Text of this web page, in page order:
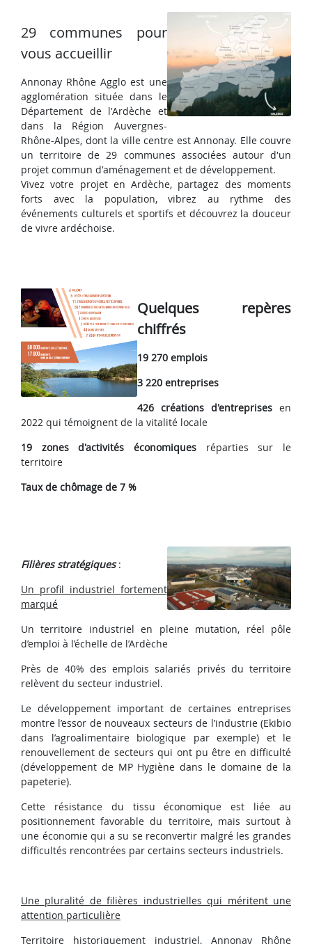
29 communes pour
vous accueillir
Annonay Rhône Agglo est une
agglomération située dans le
Département de l'Ardèche et
dans la Région Auvergnes-
Rhône-Alpes, dont la ville centre est Annonay. Elle couvre
un territoire de 29 communes associées autour d'un
projet commun d'aménagement et de développement.
Vivez votre projet en Ardèche, partagez des moments
forts avec la population, vibrez au rythme des
événements culturels et sportifs et découvrez la douceur
de vivre ardéchoise.
Quelques repères
chiffrés
19 270 emplois
3 220 entreprises
426 créations d'entreprisesen
2022 qui témoignent de la vitalité locale
19 zones d'activités économiques réparties sur le
territoire
Taux de chômage de 7 %
Filières stratégiques:
Un profil industriel fortement
marqué
Un territoire industriel en pleine mutation, réel pôle
d’emploi à l’échelle de l’Ardèche
Près de 40% des emplois salariés privés du territoire
relèvent du secteur industriel.
Le développement important de certaines entreprises
montre l’essor de nouveaux secteurs de l’industrie (Ekibio
dans l’agroalimentaire biologique par exemple) et le
renouvellement de secteurs qui ont pu être en difficulté
(développement de MP Hygiène dans le domaine de la
papeterie).
Cette résistance du tissu économique est liée au
positionnement favorable du territoire, mais surtout à
une économie qui a su se reconvertir malgré les grandes
difficultés rencontrées par certains secteurs industriels.
Une pluralité de filières industrielles qui méritent une
attention particulière
Territoire historiquement industriel, Annonay Rhône